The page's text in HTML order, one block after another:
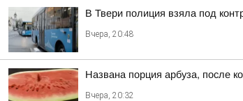
В Твери полиция взяла под
Вчера, 20:48
Названа порция арбуза, после
Вчера, 20:32